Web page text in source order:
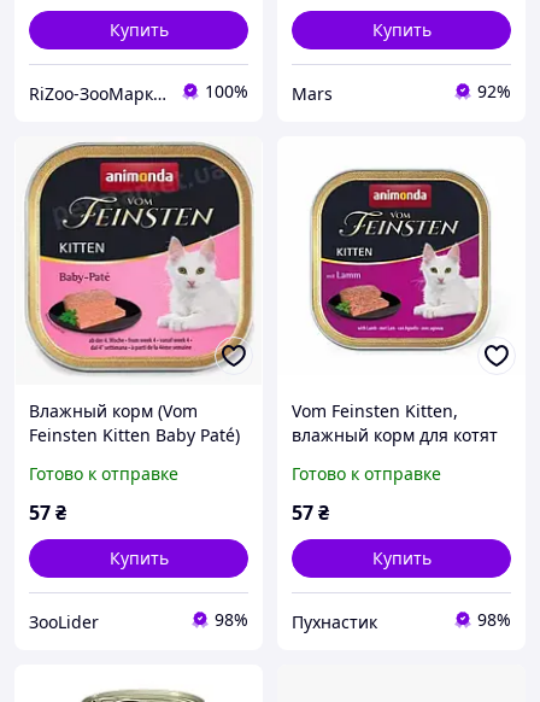
Купить
RiZoo-ЗооМаркет 100%
Купить
Mars 92%
Влажный корм (Vom
Feinsten Kitten Baby Paté)
100 г
Готово к отправке
57₴
Купить
ЗооLider 98%
Vom Feinsten Kitten,
влажный корм для котят
Готово к отправке
57₴
Купить
Пухнастик 98%